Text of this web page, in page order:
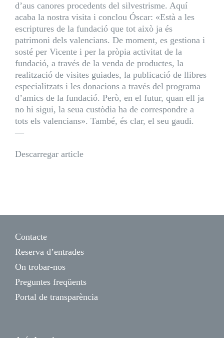
d’aus canores procedents del silvestrisme. Aquí
acaba la nostra visita i conclou Óscar: «Està a les
escriptures de la fundació que tot això ja és
patrimoni dels valencians. De moment, es gestiona i
sosté per Vicente i per la pròpia activitat de la
fundació, a través de la venda de productes, la
realització de visites guiades, la publicació de llibres
especialitzats i les donacions a través del programa
d’amics de la fundació. Però, en el futur, quan ell ja
no hi sigui, la seua custòdia ha de correspondre a
tots els valencians». També, és clar, el seu gaudi.
—
Descarregar article
Contacte
Reserva d’entrades
On trobar-nos
Preguntes freqüents
Portal de transparència